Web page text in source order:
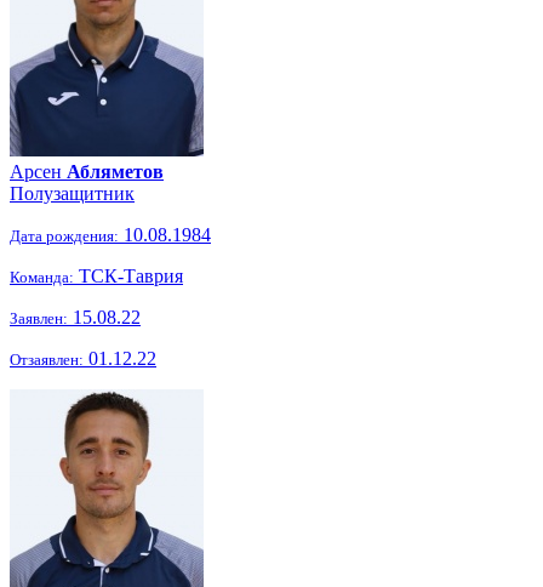
Арсен Абляметов
Полузащитник
Дата рождения: 10.08.1984
Команда: ТСК-Таврия
Заявлен: 15.08.22
Отзаявлен: 01.12.22